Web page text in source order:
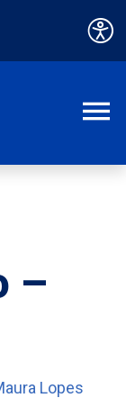
–
Lopes